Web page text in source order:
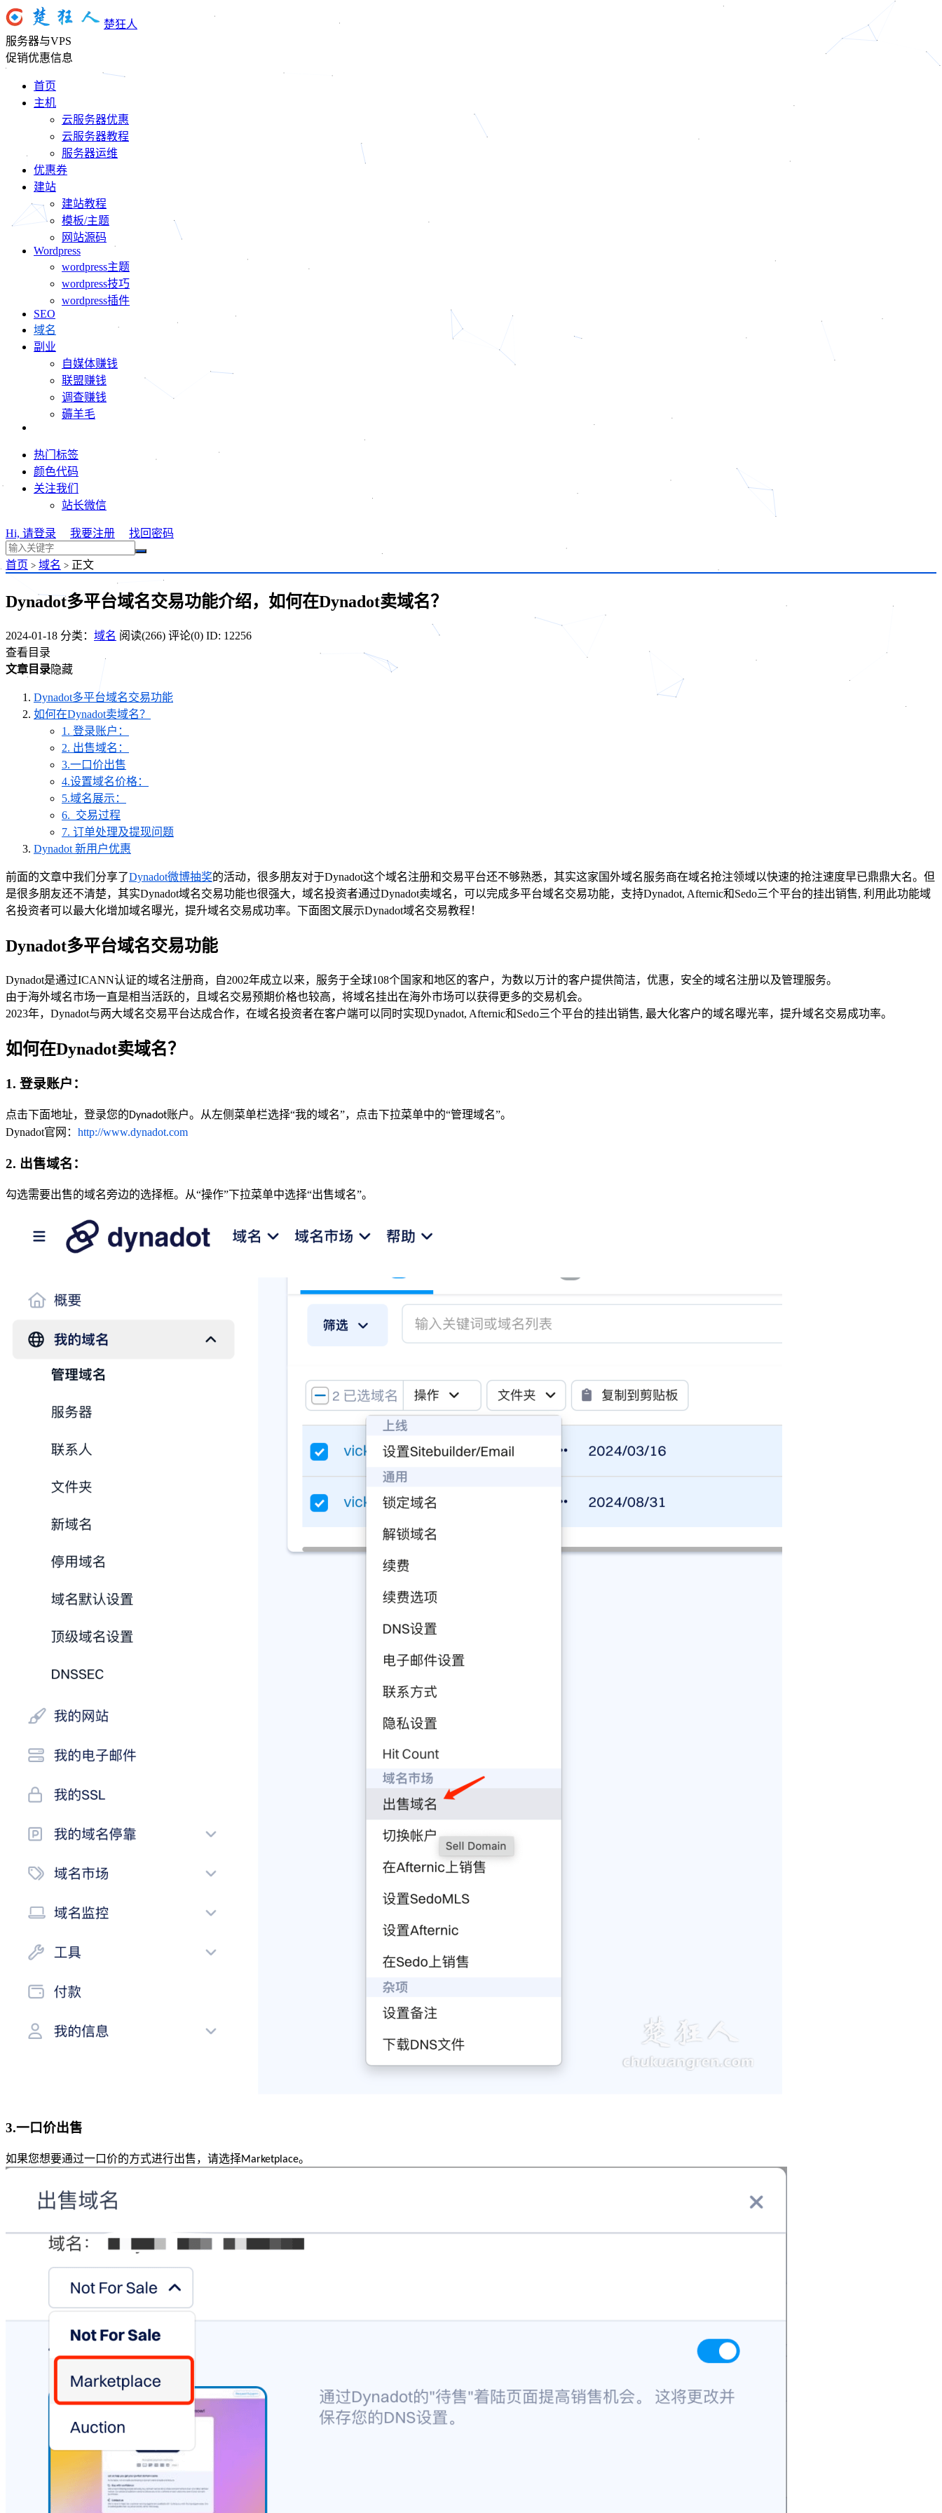
楚狂人
服务器与VPS
促销优惠信息
首页
主机
云服务器优惠
云服务器教程
服务器运维
优惠券
建站
建站教程
模板/主题
网站源码
Wordpress
wordpress主题
wordpress技巧
wordpress插件
SEO
域名
副业
自媒体赚钱
联盟赚钱
调查赚钱
薅羊毛
热门标签
颜色代码
关注我们
站长微信
Hi, 请登录 我要注册 找回密码
首页 > 域名 > 正文
Dynadot多平台域名交易功能介绍，如何在Dynadot卖域名？
2024-01-18 分类： 域名 阅读(266) 评论(0) ID: 12256
查看目录
文章目录隐藏
Dynadot多平台域名交易功能
如何在Dynadot卖域名？
1. 登录账户：
2. 出售域名：
3.一口价出售
4.设置域名价格：
5.域名展示：
6. 交易过程
7. 订单处理及提现问题
Dynadot 新用户优惠
前面的文章中我们分享了Dynadot微博抽奖的活动，很多朋友对于Dynadot这个域名注册和交易平台还不够熟悉，其实这家国外域名服务商在域名抢注领域以快速的抢注速度早已鼎鼎大名。但
是很多朋友还不清楚，其实Dynadot域名交易功能也很强大，域名投资者通过Dynadot卖域名，可以完成多平台域名交易功能，支持Dynadot, Afternic和Sedo三个平台的挂出销售, 利用此功能域
名投资者可以最大化增加域名曝光，提升域名交易成功率。下面图文展示Dynadot域名交易教程！
Dynadot多平台域名交易功能
Dynadot是通过ICANN认证的域名注册商，自2002年成立以来，服务于全球108个国家和地区的客户，为数以万计的客户提供简洁，优惠，安全的域名注册以及管理服务。
由于海外域名市场一直是相当活跃的，且域名交易预期价格也较高，将域名挂出在海外市场可以获得更多的交易机会。
2023年，Dynadot与两大域名交易平台达成合作，在域名投资者在客户端可以同时实现Dynadot, Afternic和Sedo三个平台的挂出销售, 最大化客户的域名曝光率，提升域名交易成功率。
如何在Dynadot卖域名？
1. 登录账户：
点击下面地址，登录您的Dynadot账户。从左侧菜单栏选择“我的域名”，点击下拉菜单中的“管理域名”。
Dynadot官网： http://www.dynadot.com
2. 出售域名：
勾选需要出售的域名旁边的选择框。从“操作”下拉菜单中选择“出售域名”。
3.一口价出售
如果您想要通过一口价的方式进行出售，请选择Marketplace。